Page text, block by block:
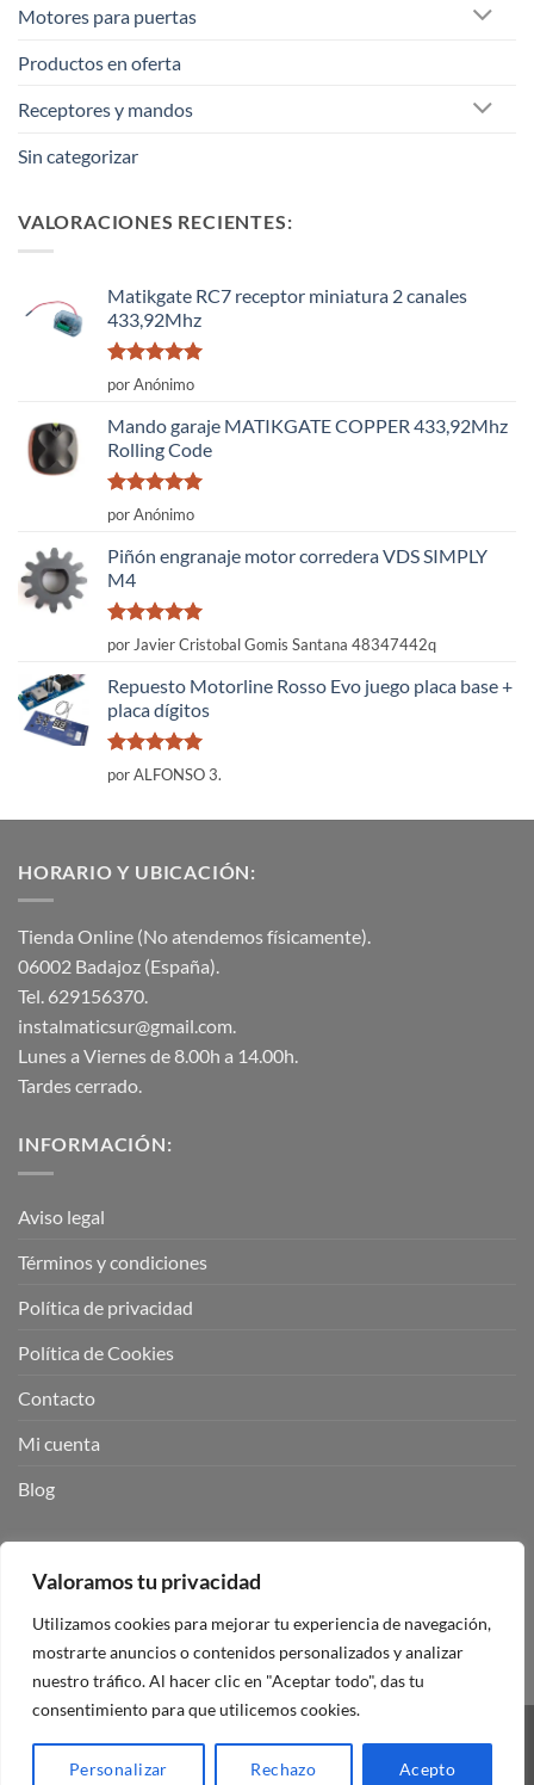
Valoramos tu privacidad
Utilizamos cookies para mejorar tu experiencia de navegación,
mostrarte anuncios o contenidos personalizados y analizar
nuestro tráfico. Al hacer clic en "Aceptar todo", das tu
consentimiento para que utilicemos cookies.
Personalizar Rechazo Acepto
Motores para puertas
Productos en oferta
Receptores y mandos
Sin categorizar
VALORACIONES RECIENTES:
Matikgate RC7 receptor miniatura 2 canales
433,92Mhz
Valorado
con
por Anónimo
Mando garaje MATIKGATE COPPER 433,92Mhz
Rolling Code
Valorado
con
por Anónimo
Piñón engranaje motor corredera VDS SIMPLY
M4
Valorado
con
por Javier Cristobal Gomis Santana 48347442q
Repuesto Motorline Rosso Evo juego placa base +
placa dígitos
Valorado
con
por ALFONSO 3.
HORARIO Y UBICACIÓN:
Tienda Online (No atendemos físicamente).
06002 Badajoz (España).
Tel. 629156370.
instalmaticsur@gmail.com.
Lunes a Viernes de 8.00h a 14.00h.
Tardes cerrado.
INFORMACIÓN:
Aviso legal
Términos y condiciones
Política de privacidad
Política de Cookies
Contacto
Mi cuenta
Blog
Visa PayPal Stripe MasterCard